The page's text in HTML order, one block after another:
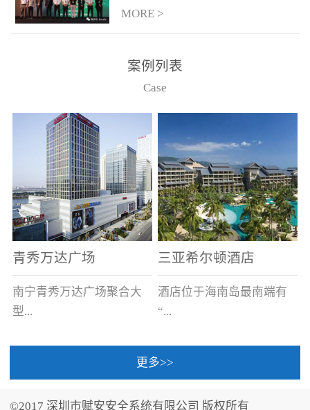
联，一台监控主机最多可
从监控主机上获取，最多
只能接6台，超过的需从现
MORE >
案例列表
Case
青秀万达广场
南宁青秀万达广场聚合大
型...
三亚希尔顿酒店
酒店位于海南岛最南端有
“...
中国的海岛天堂”之美称的
更多>>
©2017 深圳市赋安安全系统有限公司 版权所有